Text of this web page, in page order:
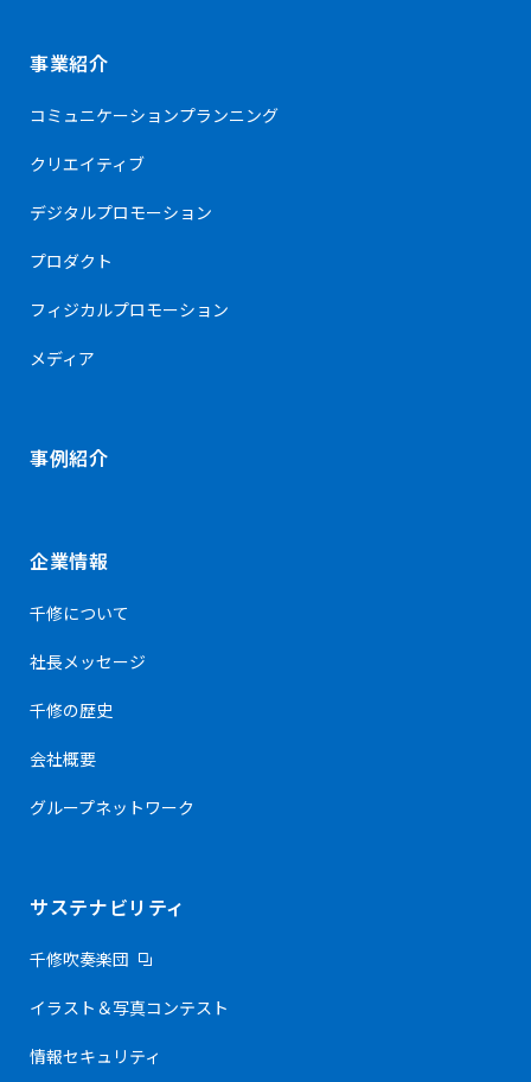
事業紹介
コミュニケーションプランニング
クリエイティブ
デジタルプロモーション
プロダクト
フィジカルプロモーション
メディア
事例紹介
企業情報
千修について
社長メッセージ
千修の歴史
会社概要
グループネットワーク
サステナビリティ
千修吹奏楽団
イラスト＆写真コンテスト
情報セキュリティ